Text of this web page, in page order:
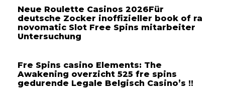
Neue Roulette Casinos 2026Für
deutsche Zocker inoffizieller book of ra
novomatic Slot Free Spins mitarbeiter
Untersuchung
Fre Spins casino Elements: The
Awakening overzicht 525 fre spins
gedurende Legale Belgisch Casino’s !!